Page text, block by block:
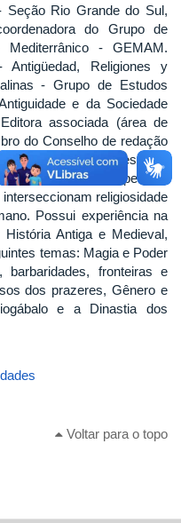
Seção Rio Grande do Sul,
do Grupo de
- GEMAM.
Religiones y
- Grupo de Estudos
e da Sociedade
associada (área de
do Conselho de redação
desenvolve pesquisa
negativas do imperador
religiosidade
Possui experiência na
Antiga e Medieval,
temas: Magia e Poder
barbaridades, fronteiras e
dos prazeres, Gênero e
e a Dinastia dos
Voltar para o topo